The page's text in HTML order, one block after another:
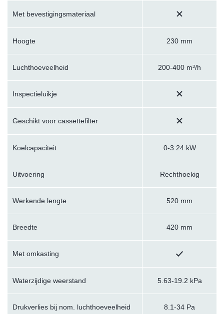
Met bevestigingsmateriaal
Hoogte 230 mm
Luchthoeveelheid 200-400 m³/h
Inspectieluikje
Geschikt voor cassettefilter
Koelcapaciteit 0-3.24 kW
Uitvoering Rechthoekig
Werkende lengte 520 mm
Breedte 420 mm
Met omkasting
Waterzijdige weerstand 5.63-19.2 kPa
Drukverlies bij nom. luchthoeveelheid 8.1-34 Pa